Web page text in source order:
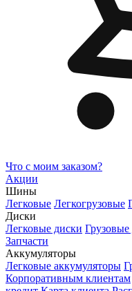
Что с моим заказом?
Акции
Шины
Легковые Легкогрузовые
Диски
Легковые диски Грузовые
Запчасти
Аккумуляторы
Легковые аккумуляторы
Корпоративным клиентам